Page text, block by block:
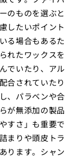
のものを選ぶと
したいポイント
る場合もあるた
れたワックスを
でいたり、アル
合されていたり
、パラベンや合
が無添加の製品
すさ」も重要で
まりや頭皮トラ
ります。シャン